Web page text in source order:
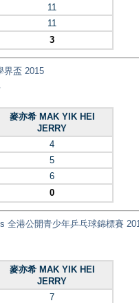
11
11
3
界盃 2015
麥亦希 MAK YIK HEI
JERRY
4
5
6
0
全港公開青少年乒乓球錦標賽
麥亦希 MAK YIK HEI
JERRY
7